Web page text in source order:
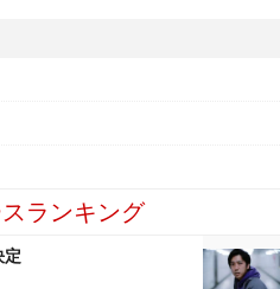
ランキング
定